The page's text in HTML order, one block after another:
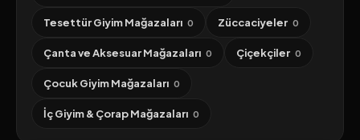
Tesettür Giyim Mağazaları 0 Züccaciyeler 0
Çanta ve Aksesuar Mağazaları 0 Çiçekçiler 0
Çocuk Giyim Mağazaları 0
İç Giyim & Çorap Mağazaları 0